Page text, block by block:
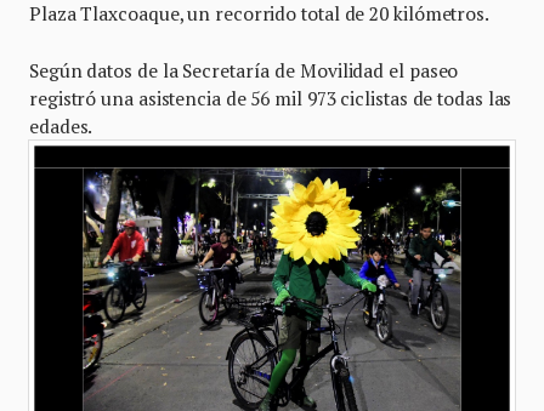
Plaza Tlaxcoaque, un recorrido total de 20 kilómetros.
Según datos de la Secretaría de Movilidad el paseo
registró una asistencia de 56 mil 973 ciclistas de todas las
edades.